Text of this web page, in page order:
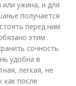
ужина, и для
получается
перед ним
этим
сочность
удобна в
легкая, не
как после